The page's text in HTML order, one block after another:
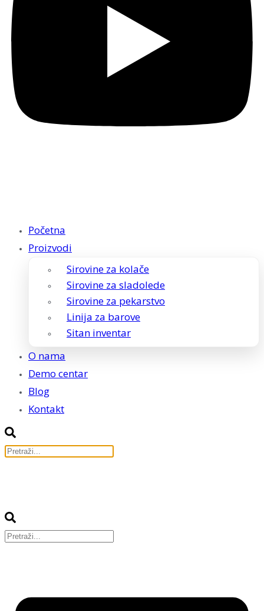
Početna
Proizvodi
Sirovine za kolače
Sirovine za sladolede
Sirovine za pekarstvo
Linija za barove
Sitan inventar
O nama
Demo centar
Blog
Kontakt